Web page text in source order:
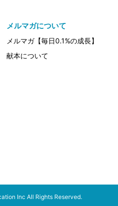
メルマガについて
メルマガ【毎日0.1%の成長】
献本について
Inc All Rights Reserved.